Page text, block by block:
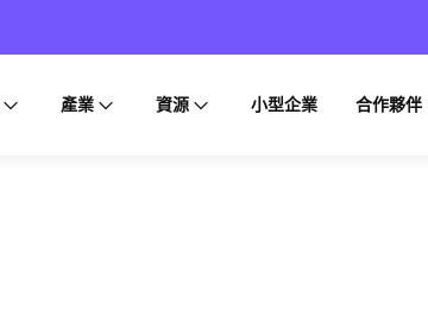
產業 資源 小型企業 合作夥伴